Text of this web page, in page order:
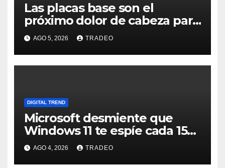
Las placas base son el
próximo dolor de cabeza para
los usuarios
AGO 5, 2026 TRADEO
DIGITAL TREND
Microsoft desmiente que
Windows 11 te espíe cada 15
minutos
AGO 4, 2026 TRADEO